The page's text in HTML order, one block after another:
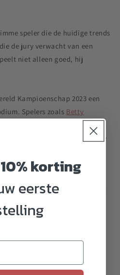
speler die de huidige trends
de jury verwacht van een
niet alleen goed, hij
Kampioenschap 2023 een
Spelers zoals Betty
en nog velen andere
grote namen hun signature
op gaan met een
hoe goed deze is.
bimetal die helemaal
trucs is dit een uitstekende
10% korting
eerste